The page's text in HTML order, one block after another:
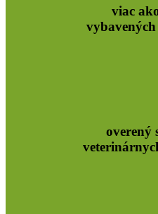
viac
overený